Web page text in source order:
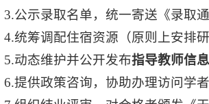
3.公示录取名单，统一寄送《录取
4.统筹调配住宿资源（原则上安排
5.动态维护并公开发布指导教师信
6.提供政策咨询，协助办理访问学